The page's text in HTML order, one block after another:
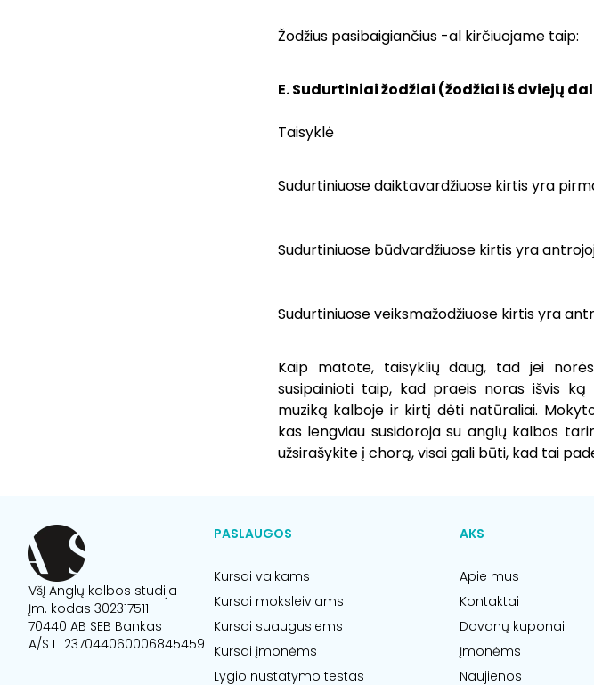
Žodžius pasibaigiančius -al kirčiuojame taip:
E. Sudurtiniai žodžiai (žodžiai iš dviejų
Taisyklė
Sudurtiniuose daiktavardžiuose kirtis yra
Sudurtiniuose būdvardžiuose kirtis yra
Sudurtiniuose veiksmažodžiuose kirtis yra
Kaip matote, taisyklių daug, tad jei
susipainioti taip, kad praeis noras išvis ką
muziką kalboje ir kirtį dėti natūraliai.
kas lengviau susidoroja su anglų kalbos
užsirašykite į chorą, visai gali būti, kad tai
VšĮ Anglų kalbos studija
Įm. kodas 302317511
70440 AB SEB Bankas
A/S LT237044060006845459
PASLAUGOS
Kursai vaikams
Kursai moksleiviams
Kursai suaugusiems
Kursai įmonėms
Lygio nustatymo testas
AKS
Apie mus
Kontaktai
Dovanų kuponai
Įmonėms
Naujienos